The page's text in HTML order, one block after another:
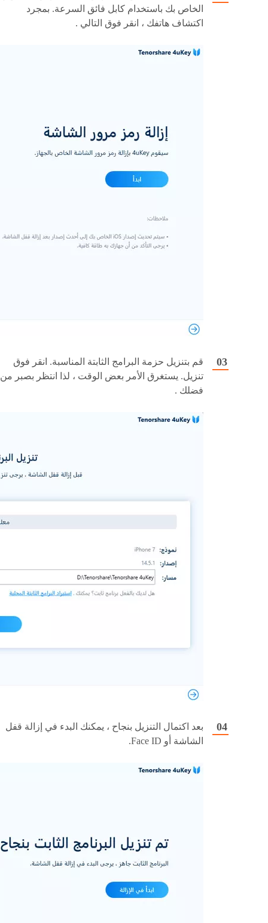
الخاص بك باستخدام كابل فائق السرعة. بمجرد
اكتشاف هاتفك ، انقر فوق التالي .
قم بتنزيل حزمة البرامج الثابتة المناسبة. انقر فوق
تنزيل. يستغرق الأمر بعض الوقت ، لذا انتظر بصبر من
فضلك .
بعد اكتمال التنزيل بنجاح ، يمكنك البدء في إزالة قفل
الشاشة أو Face ID.